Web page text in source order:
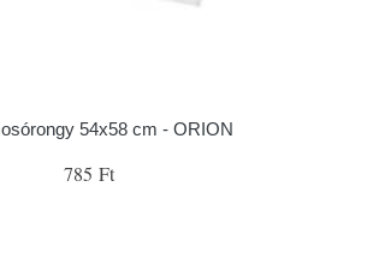
54x58 cm - ORION
785 Ft